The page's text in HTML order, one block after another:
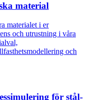
material
materialet i er
och utrustning i våra
och
för stål-